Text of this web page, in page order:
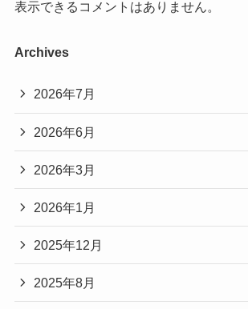
表示できるコメントはありません。
Archives
2026年7月
2026年6月
2026年3月
2026年1月
2025年12月
2025年8月